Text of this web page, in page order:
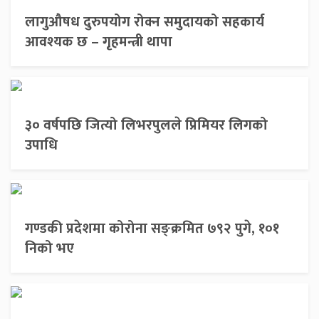
लागुऔषध दुरुपयोग रोक्न समुदायको सहकार्य
आवश्यक छ – गृहमन्त्री थापा
३० वर्षपछि जित्यो लिभरपुलले प्रिमियर लिगको
उपाधि
गण्डकी प्रदेशमा कोरोना सङ्क्रमित ७९२ पुगे, १०१
निको भए